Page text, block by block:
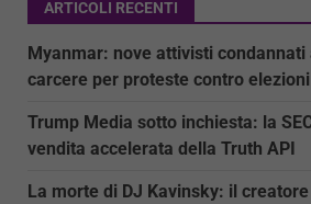
ARTICOLI RECENTI
Myanmar: nove attivisti condannati
carcere per proteste contro
Trump Media sotto inchiesta: la
vendita accelerata della Truth API
La morte di DJ Kavinsky: il creatore